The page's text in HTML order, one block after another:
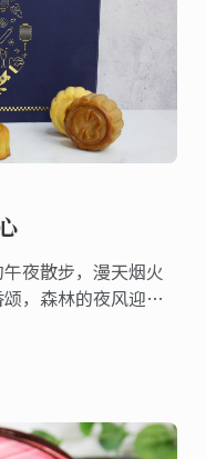
夜散步，漫天烟火
，森林的夜风迎面
式甜点，取六合融